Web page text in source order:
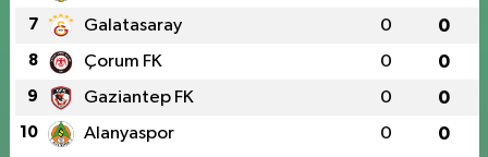
7 Galatasaray 0 0
8 Çorum FK 0 0
9 Gaziantep FK 0 0
10 Alanyaspor 0 0